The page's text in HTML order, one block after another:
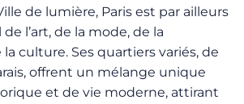
de lumière, Paris est par ailleurs
l’art, de la mode, de la
culture. Ses quartiers variés, de
offrent un mélange unique
et de vie moderne, attirant